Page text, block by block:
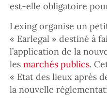
est-elle obligatoire
Lexing organise un
« Earlegal » destiné à
l’application de la
les marchés publics.
« Etat des lieux après
la nouvelle